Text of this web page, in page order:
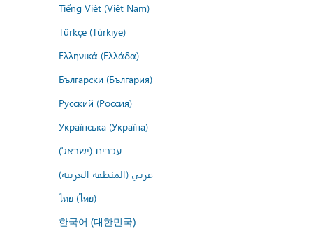
Tiếng Việt (Việt Nam)
Türkçe (Türkiye)
Ελληνικά (Ελλάδα)
Български (България)
Русский (Россия)
Українська (Україна)
עברית (ישראל)
عربي (المنطقة العربية)
ไทย (ไทย)
한국어 (대한민국)